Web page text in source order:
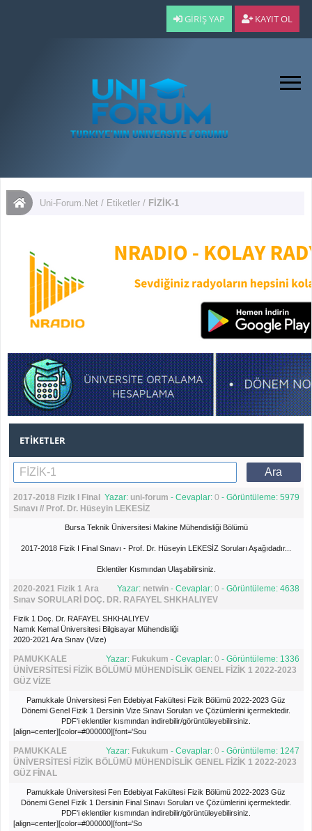
GIRIŞ YAP KAYIT OL
Uni-Forum.Net / Etiketler / FİZİK-1
ETIKETLER
Yazar: uni-forum - Cevaplar: 0 - Görüntüleme: 5979
2017-2018 Fizik I Final
Sınavı // Prof. Dr. Hüseyin LEKESİZ
Bursa Teknik Üniversitesi Makine Mühendisliği Bölümü
2017-2018 Fizik I Final Sınavı - Prof. Dr. Hüseyin LEKESİZ Soruları Aşağıdadır...
Eklentiler Kısmından Ulaşabilirsiniz.
Yazar: netwin- Cevaplar: 0 - Görüntüleme: 4638
2020-2021 Fizik 1 Ara
Sınav SORULARİ DOÇ. DR. RAFAYEL SHKHALIYEV
Fizik 1 Doç. Dr. RAFAYEL SHKHALIYEV
Namık Kemal Üniversitesi Bilgisayar Mühendisliği
2020-2021 Ara Sınav (Vize)
Yazar: Fukukum - Cevaplar: 0 - Görüntüleme: 1336
PAMUKKALE
ÜNİVERSİTESİ FİZİK BÖLÜMÜ MÜHENDİSLİK GENEL FİZİK 1 2022-2023
GÜZ VİZE
Pamukkale Üniversitesi Fen Edebiyat Fakültesi Fizik Bölümü 2022-2023 Güz
Dönemi Genel Fizik 1 Dersinin Vize Sınavı Soruları ve Çözümlerini içermektedir.
PDF'i eklentiler kısmından indirebilir/görüntüleyebilirsiniz.
[align=center][color=#000000][font='Sou
Yazar: Fukukum - Cevaplar: 0 - Görüntüleme: 1247
PAMUKKALE
ÜNİVERSİTESİ FİZİK BÖLÜMÜ MÜHENDİSLİK GENEL FİZİK 1 2022-2023
GÜZ FİNAL
Pamukkale Üniversitesi Fen Edebiyat Fakültesi Fizik Bölümü 2022-2023 Güz
Dönemi Genel Fizik 1 Dersinin Final Sınavı Soruları ve Çözümlerini içermektedir.
PDF'i eklentiler kısmından indirebilir/görüntüleyebilirsiniz.
[align=center][color=#000000][font='So